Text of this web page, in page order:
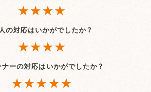
★★★★
の対応はいかがでしたか？
★★★★
ナーの対応はいかがでしたか？
★★★★★